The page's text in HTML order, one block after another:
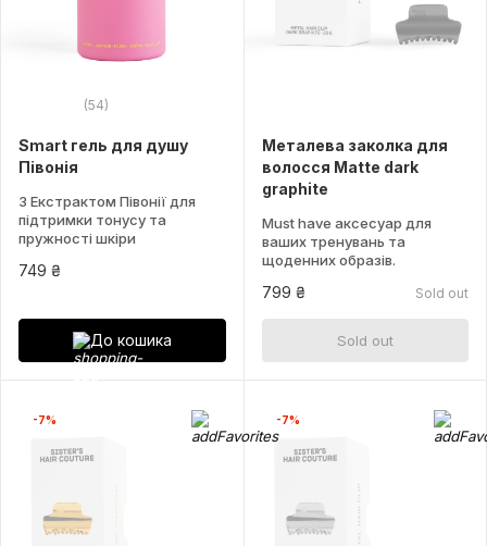
(54)
Smart гель для душу
Півонія
З Екстрактом Півонії для
підтримки тонусу та
пружності шкіри
749 ₴
До кошика
Металева заколка для
волосся Matte dark
graphite
Must have аксесуар для
ваших тренувань та
щоденних образів.
799 ₴ Sold out
Sold out
-7% -7%